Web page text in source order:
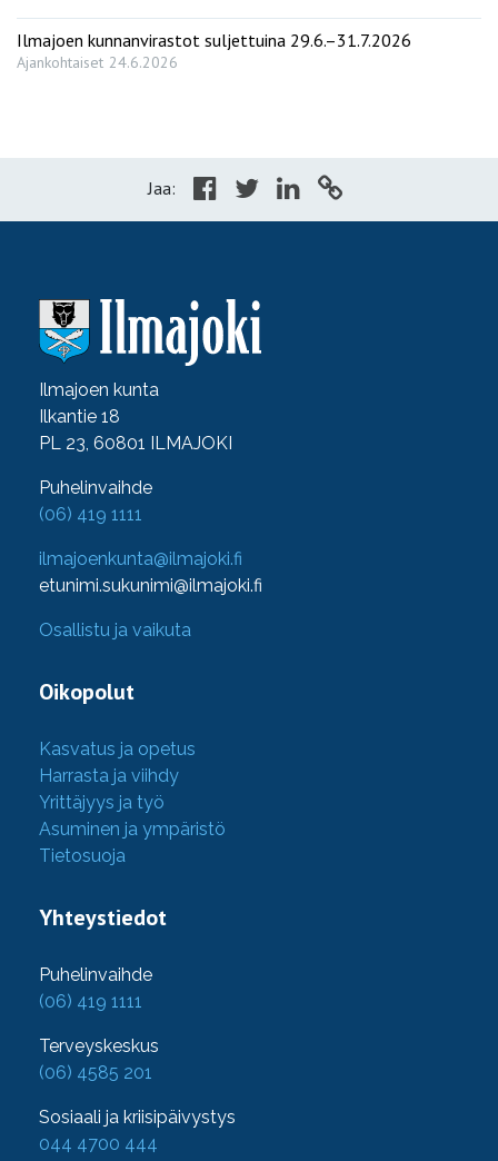
Ilmajoen kunnanvirastot suljettuina 29.6.–31.7.2026
Ajankohtaiset 24.6.2026
Jaa:
Ilmajoen kunta
Ilkantie 18
PL 23, 60801 ILMAJOKI
Puhelinvaihde
(06) 419 1111
ilmajoenkunta@ilmajoki.fi
etunimi.sukunimi@ilmajoki.fi
Osallistu ja vaikuta
Oikopolut
Kasvatus ja opetus
Harrasta ja viihdy
Yrittäjyys ja työ
Asuminen ja ympäristö
Tietosuoja
Yhteystiedot
Puhelinvaihde
(06) 419 1111
Terveyskeskus
(06) 4585 201
Sosiaali ja kriisipäivystys
044 4700 444